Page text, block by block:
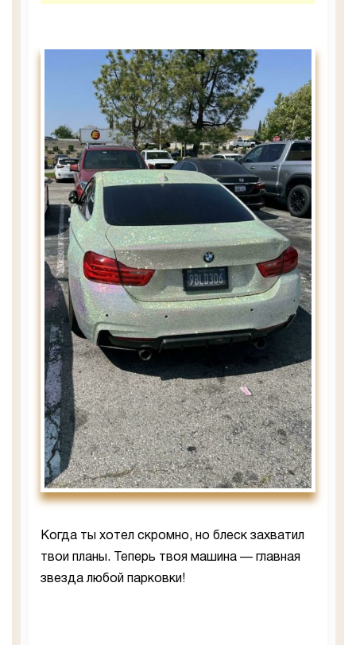
Когда ты хотел скромно, но блеск захватил
твои планы. Теперь твоя машина — главная
звезда любой парковки!